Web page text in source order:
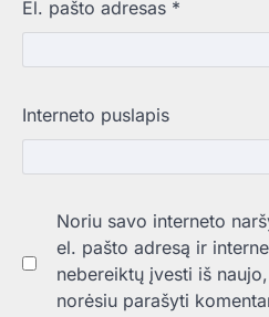
El. pašto adresas *
Interneto puslapis
Noriu savo interneto
el. pašto adresą ir
nebereiktų įvesti iš
norėsiu parašyti